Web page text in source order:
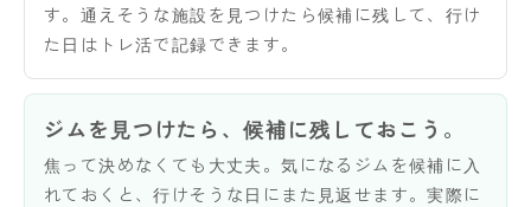
す。通えそうな施設を見つけたら候補に残して、行け
た日はトレ活で記録できます。
ジムを見つけたら、候補に残しておこう。
焦って決めなくても大丈夫。気になるジムを候補に入
れておくと、行けそうな日にまた見返せます。実際に